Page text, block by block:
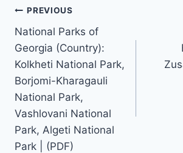
PREVIOUS
National Parks of
Georgia (Country):
Kolkheti National Park,
Borjomi-Kharagauli
National Park,
Vashlovani National
Park, Algeti National
Park | (PDF)